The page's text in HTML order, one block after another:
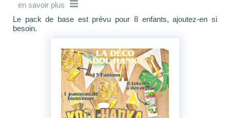
en savoir plus
Le pack de base est prévu pour 8 enfants, ajoutez-en si
besoin.